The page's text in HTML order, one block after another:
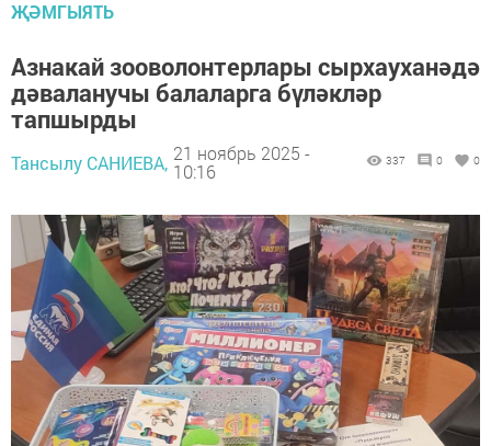
ҖӘМГЫЯТЬ
Азнакай зооволонтерлары сырхауханәдә
дәваланучы балаларга бүләкләр
тапшырды
Тансылу САНИЕВА, 21 ноябрь 2025 -
10:16
337 0 0